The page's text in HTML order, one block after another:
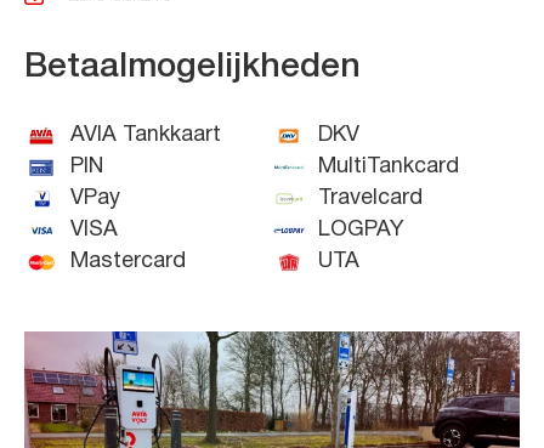
Betaalmogelijkheden
AVIA Tankkaart
PIN
VPay
VISA
Mastercard
DKV
MultiTankcard
Travelcard
LOGPAY
UTA